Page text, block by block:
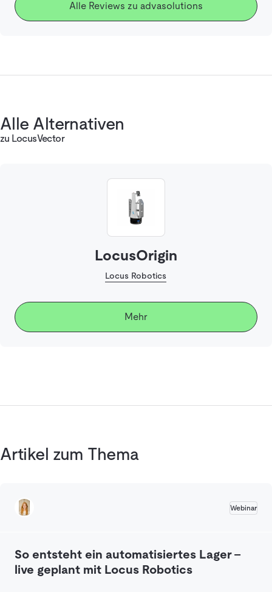
Alle Reviews zu advasolutions
Alle Alternativen
zu LocusVector
LocusOrigin
Locus Robotics
Mehr
Artikel zum Thema
Webinar
So entsteht ein automatisiertes Lager –
live geplant mit Locus Robotics